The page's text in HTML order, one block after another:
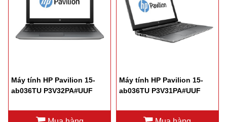
Máy tính HP Pavilion 15-
ab036TU P3V32PA#UUF
Máy tính HP Pavilion 15-
ab036TU P3V31PA#UUF